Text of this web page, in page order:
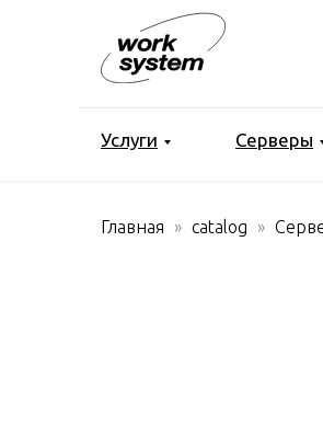
Услуги Серверы
Главная catalog